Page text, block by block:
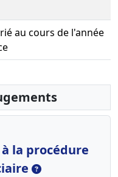
au cours de l'année
la procédure